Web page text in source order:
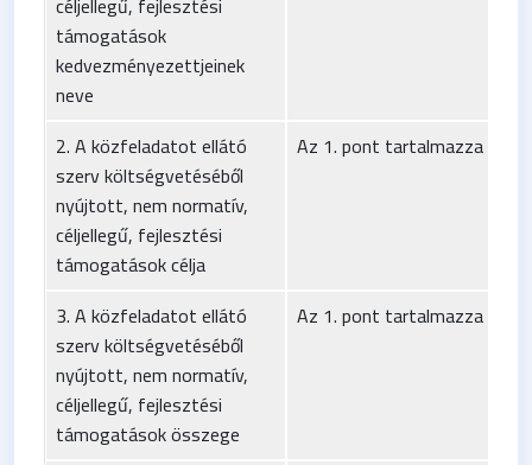
támogatások
kedvezményezettjeinek
neve
2. A közfeladatot ellátó
szerv költségvetéséből
nyújtott, nem normatív,
céljellegű, fejlesztési
támogatások célja
Az 1. pont tartalmazza
3. A közfeladatot ellátó
szerv költségvetéséből
nyújtott, nem normatív,
céljellegű, fejlesztési
támogatások összege
Az 1. pont tartalmazza